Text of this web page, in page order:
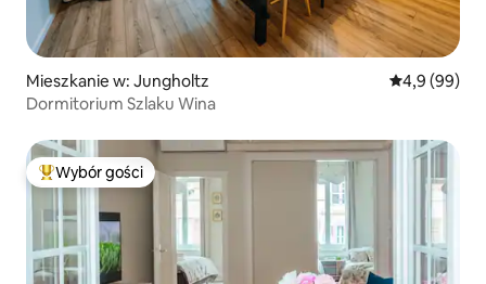
Mieszkanie w: Jungholtz Średnia
4,9 (99)
Dormitorium Szlaku Wina
Najpopularniejsze z kategorii Wybór gości
Wybór gości